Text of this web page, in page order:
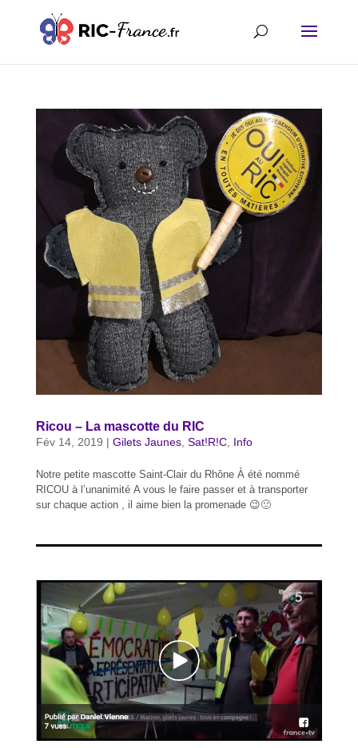
Ricou – La mascotte du RIC
Fév 14, 2019 | Gilets Jaunes, Sat!R!C, Info
Notre petite mascotte Saint-Clair du Rhône À été nommé
RICOU à l’unanimité A vous le faire passer et à transporter
sur chaque action , il aime bien la promenade 😉🙂